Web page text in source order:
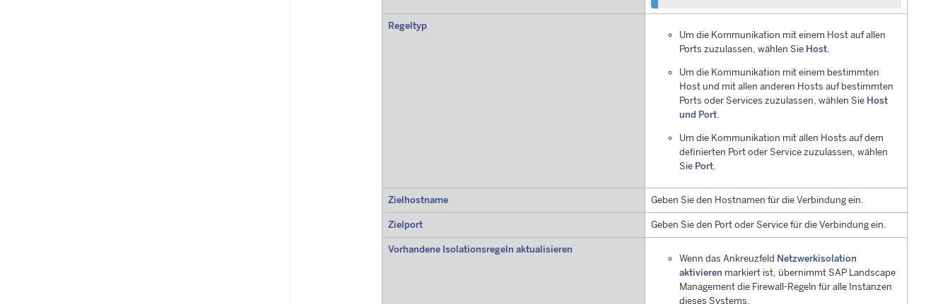
Regeltyp
Um die Kommunikation mit einem Host auf allen
Ports zuzulassen, wählen Sie Host.
Um die Kommunikation mit einem bestimmten
Host und mit allen anderen Hosts auf bestimmten
Ports oder Services zuzulassen, wählen Sie Host
und Port.
Um die Kommunikation mit allen Hosts auf dem
definierten Port oder Service zuzulassen, wählen
Sie Port.
Zielhostname Geben Sie den Hostnamen für die Verbindung ein.
Zielport Geben Sie den Port oder Service für die Verbindung ein.
Vorhandene Isolationsregeln aktualisieren
Wenn das Ankreuzfeld Netzwerkisolation
aktivieren markiert ist, übernimmt SAP Landscape
Managementdie Firewall-Regeln für alle Instanzen
dieses Systems.